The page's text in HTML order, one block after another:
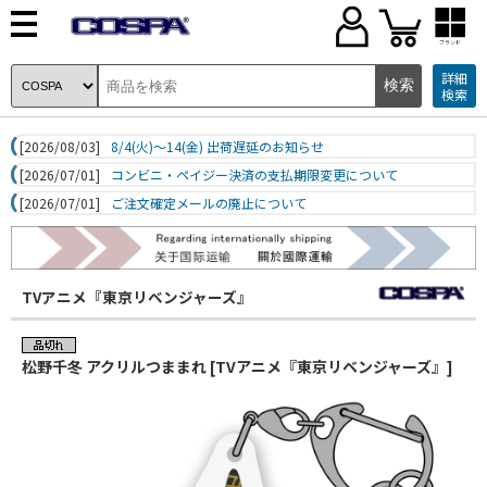
ブランド
詳細
検索
[2026/08/03]
8/4(火)～14(金) 出荷遅延のお知らせ
[2026/07/01]
コンビニ・ペイジー決済の支払期限変更について
[2026/07/01]
ご注文確定メールの廃止について
TVアニメ『東京リベンジャーズ』
松野千冬 アクリルつままれ [TVアニメ『東京リベンジャーズ』]